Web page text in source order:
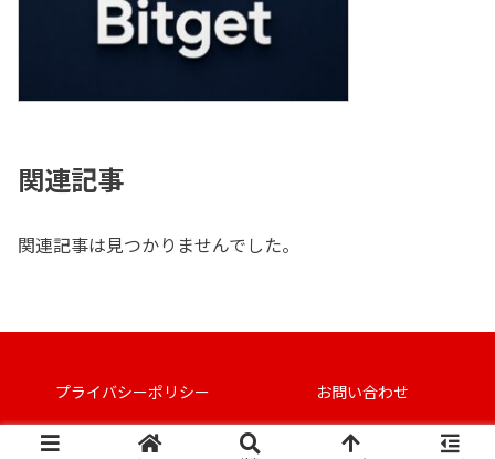
関連記事
関連記事は見つかりませんでした。
プライバシーポリシー
お問い合わせ
Copyright © 2023 BrainExe All Rights Reserved.